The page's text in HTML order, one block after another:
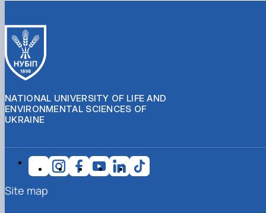
NATIONAL UNIVERSITY OF LIFE AND
ENVIRONMENTAL SCIENCES OF
UKRAINE
Site map